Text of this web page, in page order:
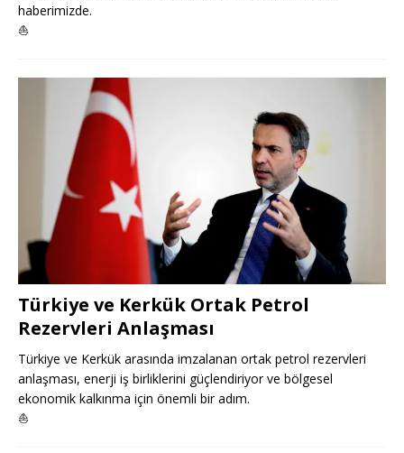
haberimizde.
⛵
Türkiye ve Kerkük Ortak Petrol
Rezervleri Anlaşması
Türkiye ve Kerkük arasında imzalanan ortak petrol rezervleri
anlaşması, enerji iş birliklerini güçlendiriyor ve bölgesel
ekonomik kalkınma için önemli bir adım.
⛵